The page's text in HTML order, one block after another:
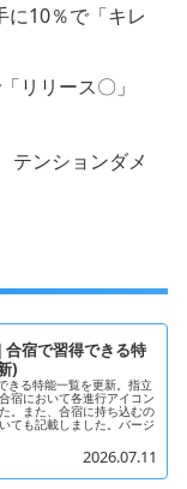
に10％で「キレ
リリース〇」
テンションダメ
宿で習得できる特
)
る特能一覧を更新。指立
宿において各進行アイコン
。また、合宿に持ち込むの
ても記載しました。バージ
2026.07.11